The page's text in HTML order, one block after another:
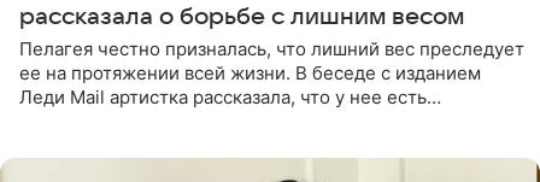
рассказала о борьбе с лишним весом
Пелагея честно призналась, что лишний вес преследует
ее на протяжении всей жизни. В беседе с изданием
Леди Mail артистка рассказала, что у нее есть